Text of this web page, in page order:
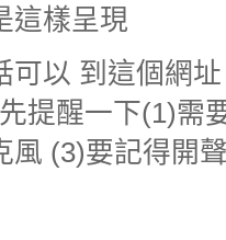
這樣呈現
可以 到這個網
提醒一下(1)需
風 (3)要記得開